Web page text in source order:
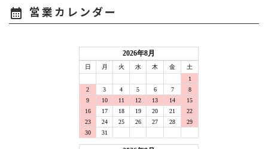
calendar_month 営業カレンダー